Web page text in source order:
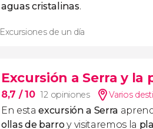
aguas cristalinas.
Excursiones de un día
Excursión a Serra y
8,7 / 10 12 opiniones Varios
En estaexcursión a Serra
ollas de barroy visitaremos la